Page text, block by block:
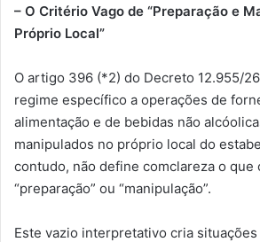
– O Critério Vago de “Preparação e
Próprio Local”
O artigo 396 (*2) do Decreto 12.955/
regime específico a operações de
alimentação e de bebidas não
manipulados no próprio local do
contudo, não define comclareza o que
“preparação” ou “manipulação”.
Este vazio interpretativo cria